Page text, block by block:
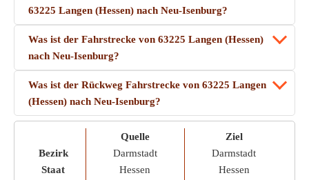
63225 Langen (Hessen) nach Neu-Isenburg?
Was ist der Fahrstrecke von 63225 Langen (Hessen)
nach Neu-Isenburg?
Was ist der Rückweg Fahrstrecke von 63225 Langen
(Hessen) nach Neu-Isenburg?
Bezirk
Staat
Quelle
Darmstadt
Hessen
Ziel
Darmstadt
Hessen